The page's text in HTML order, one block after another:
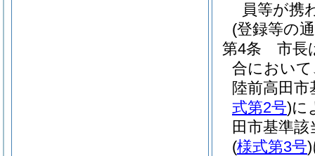
員等が携
(登録等の
第4条
市長
合において
陸前高田
式第2号)に
田市基準
(様式第3号)